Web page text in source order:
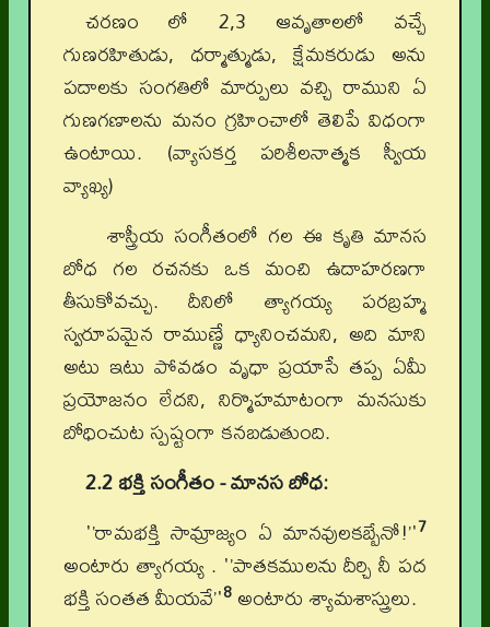
చరణం లో 2,3 ఆవృతాలలో వచ్చే
గుణరహితుడు, ధర్మాత్ముడు, క్షేమకరుడు అను
పదాలకు సంగతిలో మార్పులు వచ్చి రాముని ఏ
గుణగణాలను మనం గ్రహించాలో తెలిపే విధంగా
ఉంటాయి. (వ్యాసకర్త పరిశీలనాత్మక స్వీయ
వ్యాఖ్య)
శాస్త్రీయ సంగీతంలో గల ఈ కృతి మానస
బోధ గల రచనకు ఒక మంచి ఉదాహరణగా
తీసుకోవచ్చు. దీనిలో త్యాగయ్య పరబ్రహ్మ
స్వరూపమైన రాముణ్ణే ధ్యానించమని, అది మాని
అటు ఇటు పోవడం వృధా ప్రయాసే తప్ప ఏమీ
ప్రయోజనం లేదని, నిర్మొహమాటంగా మనసుకు
బోధించుట స్పష్టంగా కనబడుతుంది.
2.2 భక్తి సంగీతం - మానస బోధ:
'’రామభక్తి సామ్రాజ్యం ఏ మానవులకబ్బేనో!’'7
అంటారు త్యాగయ్య . '’పాతకములను దీర్చి నీ పద
భక్తి సంతత మీయవే’'8అంటారు శ్యామశాస్త్రులు.